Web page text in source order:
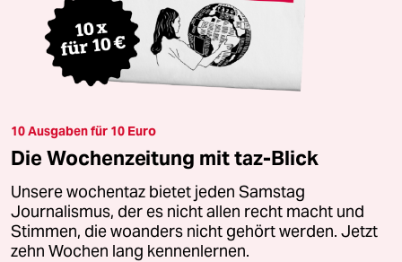
10 Ausgaben für 10 Euro
Die Wochenzeitung mit taz-Blick
Unsere wochentaz bietet jeden Samstag
Journalismus, der es nicht allen recht macht und
Stimmen, die woanders nicht gehört werden. Jetzt
zehn Wochen lang kennenlernen.